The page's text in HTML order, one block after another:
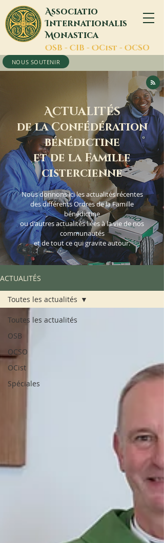
Associatio
Internationalis
Monastica
OSB - CIB - OCist - OCSO
NOUS SOUTENIR
ACTUALITÉS
de la Confédération
bénédictine
et de la Famille
cistercienne
Nous donnons ici les actualités récentes
des différents Ordres de la Famille
bénédictine
ou d'autres actualités liées à la vie de nos
communautés
et de tout ce qui gravite autour.
ACTUALITÉS
Toutes les actualités
OSB
OCSO
OCist
Spéciales
Toutes les actualités